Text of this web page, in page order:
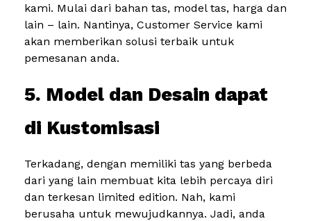
kami. Mulai dari bahan tas, model tas, harga dan
lain – lain. Nantinya, Customer Service kami
akan memberikan solusi terbaik untuk
pemesanan anda.
5. Model dan Desain dapat
di Kustomisasi
Terkadang, dengan memiliki tas yang berbeda
dari yang lain membuat kita lebih percaya diri
dan terkesan limited edition. Nah, kami
berusaha untuk mewujudkannya. Jadi, anda